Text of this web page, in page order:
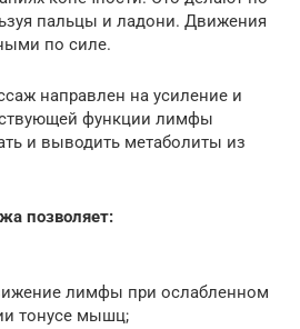
пальцы и ладони. Движения
по силе.
направлен на усиление и
функции лимфы
и выводить метаболиты из
позволяет:
лимфы при ослабленном
тонусе мышц;